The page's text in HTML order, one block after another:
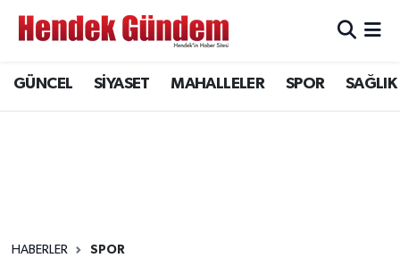
GÜNCEL SİYASET MAHALLELER SPOR SAĞLIK
HABERLER SPOR
Sakarya Hava Durumu
Süper Lig Puan Durumu ve Fikstür